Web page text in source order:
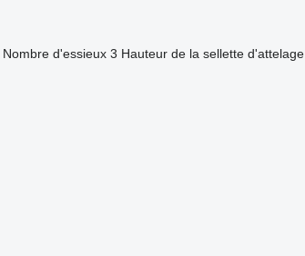
Nombre d'essieux 3 Hauteur de la sellette d'attelage